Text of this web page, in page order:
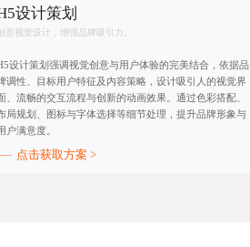
设计策划
意视觉设计，增强品牌吸引力。
设计策划强调视觉创意与用户体验的完美结合，依据品
调性、目标用户特征及内容策略，设计吸引人的视觉界
、流畅的交互流程与创新的动画效果。通过色彩搭配、
局规划、图标与字体选择等细节处理，提升品牌形象与
户满意度。
点击获取方案 >